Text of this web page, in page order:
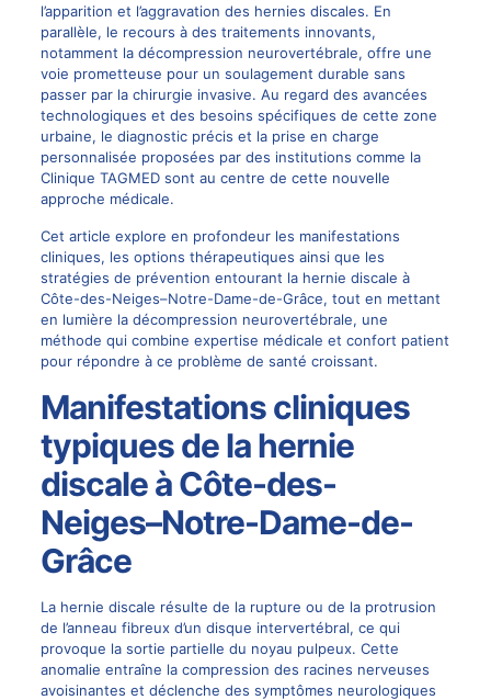
l’apparition et l’aggravation des hernies discales. En
parallèle, le recours à des traitements innovants,
notamment la décompression neurovertébrale, offre une
voie prometteuse pour un soulagement durable sans
passer par la chirurgie invasive. Au regard des avancées
technologiques et des besoins spécifiques de cette zone
urbaine, le diagnostic précis et la prise en charge
personnalisée proposées par des institutions comme la
Clinique TAGMED sont au centre de cette nouvelle
approche médicale.
Cet article explore en profondeur les manifestations
cliniques, les options thérapeutiques ainsi que les
stratégies de prévention entourant la hernie discale à
Côte-des-Neiges–Notre-Dame-de-Grâce, tout en mettant
en lumière la décompression neurovertébrale, une
méthode qui combine expertise médicale et confort patient
pour répondre à ce problème de santé croissant.
Manifestations cliniques
typiques de la hernie
discale à Côte-des-
Neiges–Notre-Dame-de-
Grâce
La hernie discale résulte de la rupture ou de la protrusion
de l’anneau fibreux d’un disque intervertébral, ce qui
provoque la sortie partielle du noyau pulpeux. Cette
anomalie entraîne la compression des racines nerveuses
avoisinantes et déclenche des symptômes neurologiques